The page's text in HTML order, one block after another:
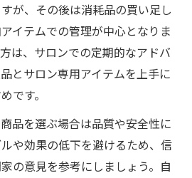
が、その後は消耗品の買い足し
イテムでの管理が中心となりま
は、サロンでの定期的なアドバ
とサロン専用アイテムを上手に
です。
品を選ぶ場合は品質や安全性に
や効果の低下を避けるため、信
の意見を参考にしましょう。自